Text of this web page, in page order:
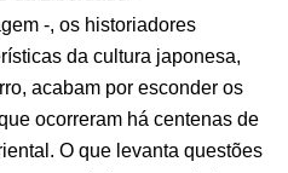
-, os historiadores
da cultura japonesa,
acabam por esconder os
ocorreram há centenas de
O que levanta questões